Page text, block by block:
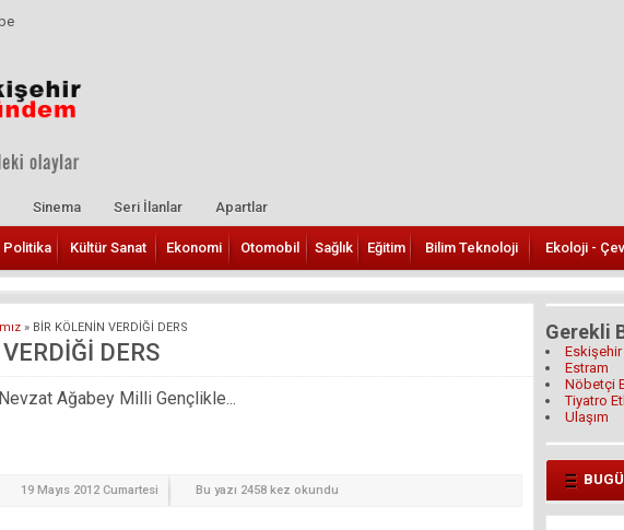
Sinema Seri İlanlar Apartlar
Politika Kültür Sanat Ekonomi Otomobil Sağlık Eğitim Bilim Teknoloji Ekoloji -
» BİR KÖLENİN VERDİĞİ DERS
DERS
Nevzat Ağabey Milli Gençlikle...
19 Mayıs 2012 Cumartesi Bu yazı 2458 kez okundu
Gerekli
Estram
Nöbetçi
Tiyatro
Ulaşım